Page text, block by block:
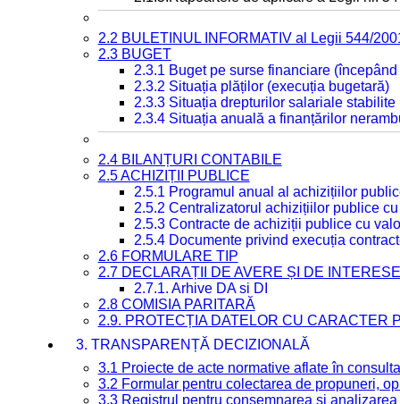
2.2 BULETINUL INFORMATIV al Legii 544/
2.3 BUGET
2.3.1 Buget pe surse financiare
2.3.2 Situația plăților (execuția bugetară)
2.3.3 Situația drepturilor salariale
2.3.4 Situația anuală a finanțărilor
2.4 BILANȚURI CONTABILE
2.5 ACHIZIȚII PUBLICE
2.5.1 Programul anual al achizițiilor
2.5.2 Centralizatorul achizițiilor publice
2.5.3 Contracte de achiziții publice cu
2.5.4 Documente privind execuția
2.6 FORMULARE TIP
2.7 DECLARAȚII DE AVERE ȘI DE INTERESE
2.7.1. Arhive DA si DI
2.8 COMISIA PARITARĂ
2.9. PROTECȚIA DATELOR CU CARACTER
3. TRANSPARENȚĂ DECIZIONALĂ
3.1 Proiecte de acte normative aflate în
3.2 Formular pentru colectarea de propuneri,
3.3 Registrul pentru consemnarea și